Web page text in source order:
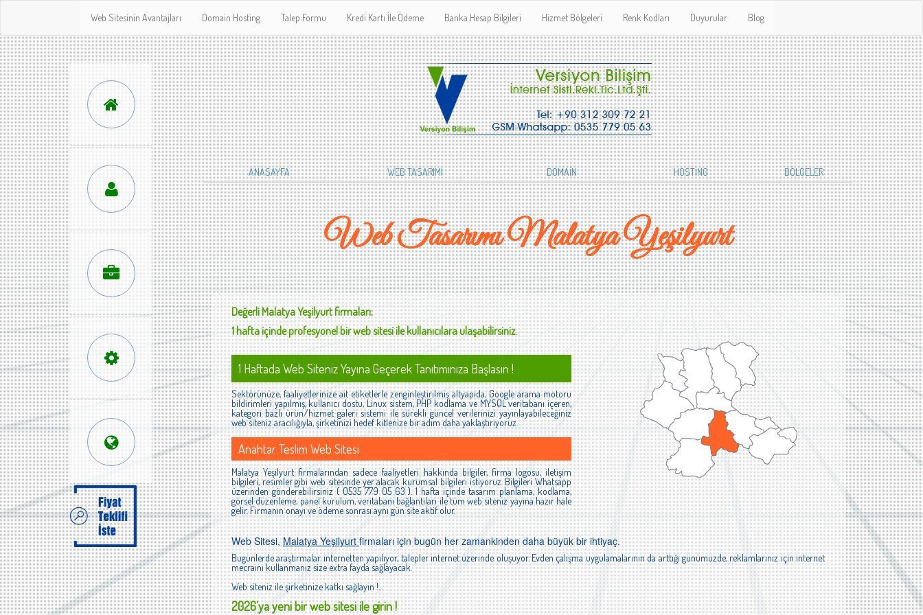
Web Sitesinin Avantajları Domain Hosting Talep Formu Kredi Kartı İle Ödeme Banka Hesap Bilgileri Hizmet Bölgeleri Renk Kodları Duyurular Blog
ANASAYFA WEB TASARIMI DOMAİN HOSTİNG BÖLGELER
Web Tasarımı Malatya Yeşilyurt
DeğerliMalatya Yeşilyurtfirmaları;
1 hafta içinde profesyonel bir web sitesi ile kullanıcılara ulaşabilirsiniz.
1 Haftada Web Siteniz Yayına Geçerek Tanıtımınıza Başlasın !
Sektörünüze, faaliyetlerinize ait etiketlerle zenginleştirilmiş altyapıda, Google arama motoru
bildirimleri yapılmış, kullanıcı dostu, Linux sistem, PHP kodlama ve MYSQL veritabanı içeren,
kategori bazlı ürün/hizmet galeri sistemi ile sürekli güncel verilerinizi yayınlayabileceğiniz
web siteniz aracılığıyla, şirketinizi hedef kitlenize bir adım daha yaklaştırıyoruz.
Anahtar Teslim Web Sitesi
Malatya Yeşilyurt firmalarından sadece faaliyetleri hakkında bilgiler, firma logosu, iletişim
bilgileri, resimler gibi web sitesinde yer alacak kurumsal bilgileri istiyoruz. Bilgileri Whatsapp
üzerinden gönderebilirsiniz ( 0535 779 05 63 ). 1 hafta içinde tasarım planlama, kodlama,
görsel düzenleme, panel kurulum, veritabanı bağlantıları ile tüm web siteniz yayına hazır hale
gelir. Firmanın onayı ve ödeme sonrası aynı gün site aktif olur.
Web Sitesi,Malatya Yeşilyurtfirmaları için bugün her zamankinden daha büyük bir ihtiyaç.
Bugünlerde araştırmalar internetten yapılıyor, talepler internet üzerinde oluşuyor. Evden çalışma uygulamalarının da arttığı günümüzde, reklamlarınız için internet
mecraını kullanmanız size extra fayda sağlayacak.
Web siteniz ile şirketinize katkı sağlayın !...
2026'ya yeni bir web sitesi ile girin !